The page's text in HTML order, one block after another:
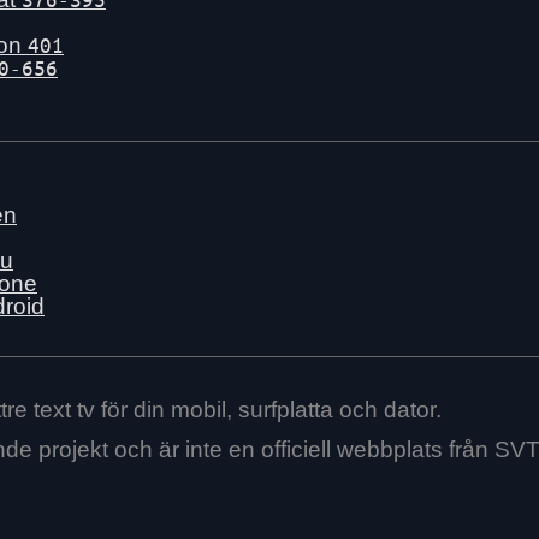
401
656
text tv för din mobil, surfplatta och dator.
projekt och är inte en officiell webbplats från